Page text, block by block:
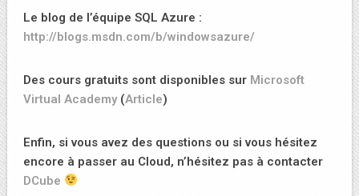
Le blog de l’équipe SQL Azure :
http://blogs.msdn.com/b/windowsazure/
Des cours gratuits sont disponibles sur Microsoft
Virtual Academy(Article)
Enfin, si vous avez des questions ou si vous hésitez
encore à passer au Cloud, n’hésitez pas à contacter
DCube